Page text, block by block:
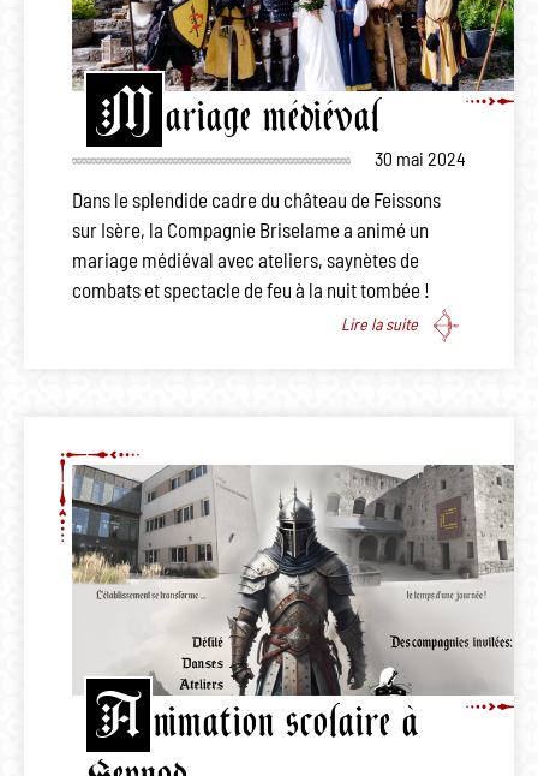
M ariage médiéval
30 mai 2024
Dans le splendide cadre du château de Feissons
sur Isère, la Compagnie Briselame a animé un
mariage médiéval avec ateliers, saynètes de
combats et spectacle de feu à la nuit tombée !
Lire la suite
A nimation scolaire à